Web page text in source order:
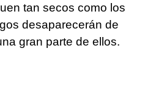
tan secos como los
desaparecerán de
gran parte de ellos.